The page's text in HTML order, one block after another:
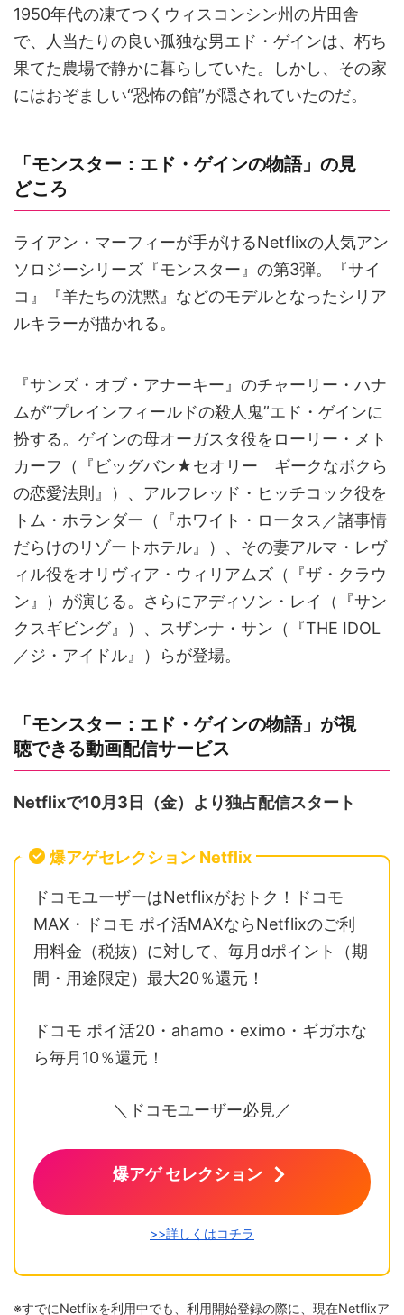
1950年代の凍てつくウィスコンシン州の片田舎
で、人当たりの良い孤独な男エド・ゲインは、朽ち
果てた農場で静かに暮らしていた。しかし、その家
にはおぞましい“恐怖の館”が隠されていたのだ。
「モンスター：エド・ゲインの物語」の見
どころ
ライアン・マーフィーが手がけるNetflixの人気アン
ソロジーシリーズ『モンスター』の第3弾。『サイ
コ』『羊たちの沈黙』などのモデルとなったシリア
ルキラーが描かれる。
『サンズ・オブ・アナーキー』のチャーリー・ハナ
ムが“プレインフィールドの殺人鬼”エド・ゲインに
扮する。ゲインの母オーガスタ役をローリー・メト
カーフ（『ビッグバン★セオリー ギークなボクら
の恋愛法則』）、アルフレッド・ヒッチコック役を
トム・ホランダー（『ホワイト・ロータス／諸事情
だらけのリゾートホテル』）、その妻アルマ・レヴ
ィル役をオリヴィア・ウィリアムズ（『ザ・クラウ
ン』）が演じる。さらにアディソン・レイ（『サン
クスギビング』）、スザンナ・サン（『THE IDOL
／ジ・アイドル』）らが登場。
「モンスター：エド・ゲインの物語」が視
聴できる動画配信サービス
Netflixで10月3日（金）より独占配信スタート
爆アゲセレクション Netflix
ドコモユーザーはNetflixがおトク！ドコモ
MAX・ドコモ ポイ活MAXならNetflixのご利
用料金（税抜）に対して、毎月dポイント（期
間・用途限定）最大20％還元！
ドコモ ポイ活20・ahamo・eximo・ギガホな
ら毎月10％還元！
＼ドコモユーザー必見／
爆アゲ セレクション
>>詳しくはコチラ
※すでにNetflixを利用中でも、利用開始登録の際に、現在Netflixア